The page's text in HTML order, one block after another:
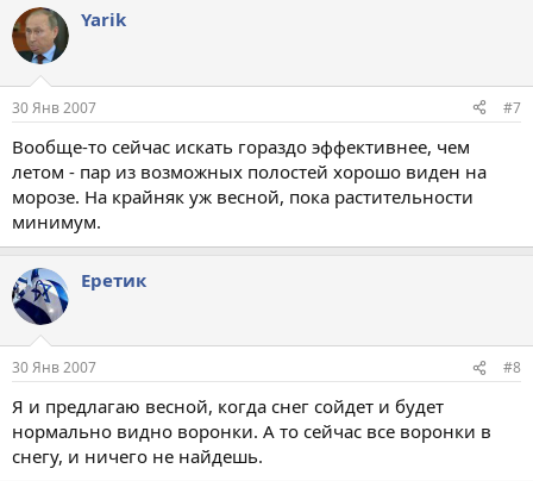
Yarik
30 Янв 2007 #7
Вообще-то сейчас искать гораздо эффективнее, чем
летом - пар из возможных полостей хорошо виден на
морозе. На крайняк уж весной, пока растительности
минимум.
Еретик
30 Янв 2007 #8
Я и предлагаю весной, когда снег сойдет и будет
нормально видно воронки. А то сейчас все воронки в
снегу, и ничего не найдешь.